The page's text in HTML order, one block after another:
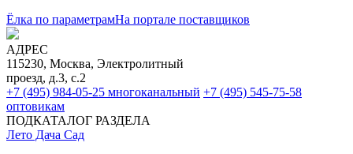
Ёлка по параметрамНа портале поставщиков
АДРЕС
115230, Москва, Электролитный
проезд, д.3, с.2
+7 (495) 984-05-25 многоканальный +7 (495) 545-75-58
оптовикам
ПОДКАТАЛОГ РАЗДЕЛА
Лето Дача Сад